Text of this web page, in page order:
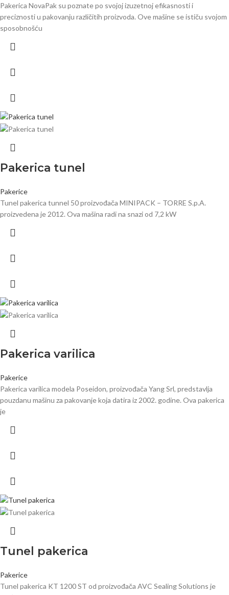
Pakerica NovaPak su poznate po svojoj izuzetnoj efikasnosti i
preciznosti u pakovanju različitih proizvoda. Ove mašine se ističu svojom
sposobnošću
Pakerica tunel
Pakerice
Tunel pakerica tunnel 50 proizvođača MINIPACK – TORRE S.p.A.
proizvedena je 2012. Ova mašina radi na snazi od 7,2 kW
Pakerica varilica
Pakerice
Pakerica varilica modela Poseidon, proizvođača Yang Srl, predstavlja
pouzdanu mašinu za pakovanje koja datira iz 2002. godine. Ova pakerica
je
Tunel pakerica
Pakerice
Tunel pakerica KT 1200 ST od proizvođača AVC Sealing Solutions je